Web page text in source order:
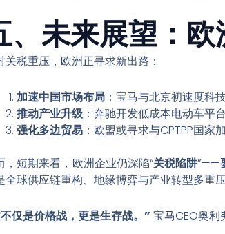
、未来展望：
关税重压，欧洲正寻求新出路：
加速中国市场布局 ：宝马与北京初速度科
推动产业升级：奔驰开发低成本电动车平
强化多边贸易 ：欧盟或寻求与CPTPP国家
，短期来看，欧洲企业仍深陷“关税陷阱”——
全球供应链重构、地缘博弈与产业转型多重
仅是价格战，更是生存战。” 宝马CEO奥利